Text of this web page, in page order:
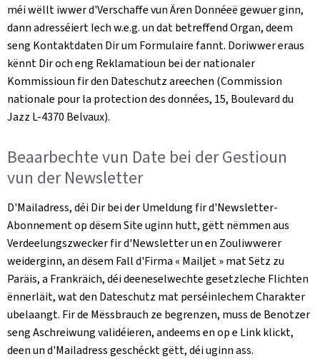
méi wëllt iwwer d'Verschaffe vun Ären Donnéeë gewuer ginn,
dann adresséiert Iech w.e.g. un dat betreffend Organ, deem
seng Kontaktdaten Dir um Formulaire fannt. Doriwwer eraus
kënnt Dir och eng Reklamatioun bei der nationaler
Kommissioun fir den Dateschutz areechen (Commission
nationale pour la protection des données, 15, Boulevard du
Jazz L-4370 Belvaux).
Beaarbechte vun Date bei der Gestioun
vun derNewsletter
D'Mailadress, déi Dir bei der Umeldung fir d'Newsletter-
Abonnement op dësem Site uginn hutt, gëtt nëmmen aus
Verdeelungszwecker fir d'Newsletterun en Zouliwwerer
weiderginn, an dësem Fall d'Firma « Mailjet» mat Sëtz zu
Paräis, a Frankräich, déi deeneselwechte gesetzleche Flichten
ënnerläit, wat den Dateschutz mat perséinlechem Charakter
ubelaangt. Fir de Mëssbrauch ze begrenzen, muss de Benotzer
seng Aschreiwung validéieren, andeems en op e Link klickt,
deen un d'Mailadress geschéckt gëtt, déi uginn ass.